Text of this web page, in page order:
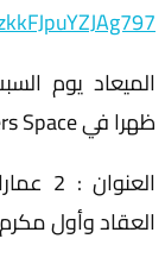
ظهرا في Pioneers Space
العقاد وأول